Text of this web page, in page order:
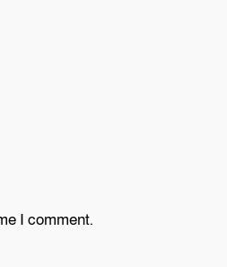
I comment.